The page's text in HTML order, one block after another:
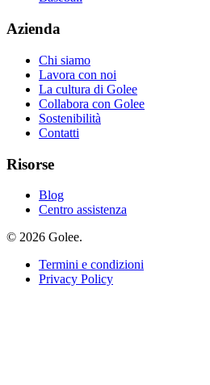
Azienda
Chi siamo
Lavora con noi
La cultura di Golee
Collabora con Golee
Sostenibilità
Contatti
Risorse
Blog
Centro assistenza
© 2026 Golee.
Termini e condizioni
Privacy Policy